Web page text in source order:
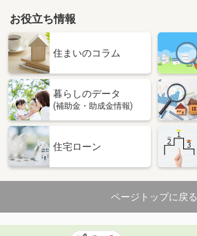
お役立ち情報
住まいのコラム
暮らしのデータ
(補助金・助成金情報)
住宅ローン
ページトップに戻る